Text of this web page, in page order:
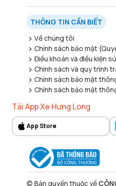
THÔNG TIN CẦN BIẾT
Về chúng tôi
Chính sách bảo mật
Điều khoản và điều kiện
Chính sách và quy trình
Chính sách bảo mật
Chính sách bảo mật
Tải App Xe Hưng Long
App Store
© Bản quyền thuộc về